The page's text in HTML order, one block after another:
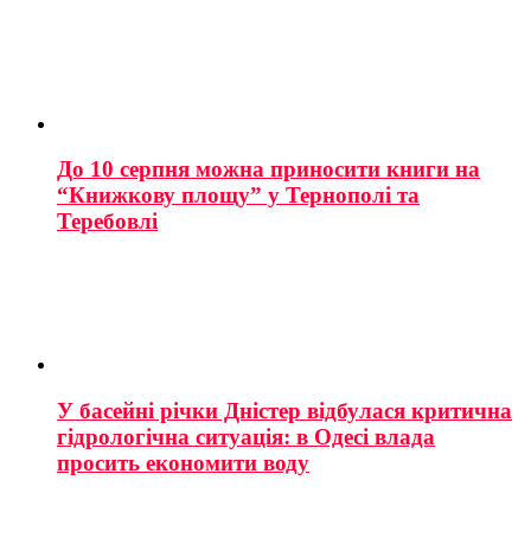
До 10 серпня можна приносити книги на
“Книжкову площу” у Тернополі та
Теребовлі
У басейні річки Дністер відбулася критична
гідрологічна ситуація: в Одесі влада
просить економити воду